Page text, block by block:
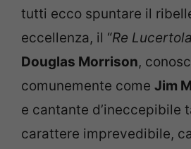
tutti ecco spuntare il
eccellenza, il “Re Lucertola
Douglas Morrison,
comunemente come Jim
e cantante d’ineccepibile
carattere imprevedibile,